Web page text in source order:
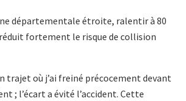
départementale étroite, ralentir à 80
fortement le risque de collision
trajet où j’ai freiné précocement devant
; l’écart a évité l’accident. Cette